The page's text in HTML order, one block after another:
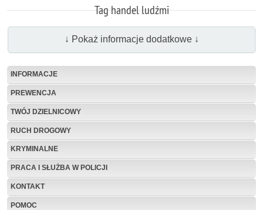
Tag handel ludźmi
↓ Pokaż informacje dodatkowe ↓
INFORMACJE
PREWENCJA
TWÓJ DZIELNICOWY
RUCH DROGOWY
KRYMINALNE
PRACA I SŁUŻBA W POLICJI
KONTAKT
POMOC